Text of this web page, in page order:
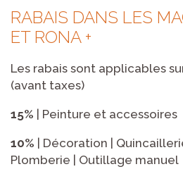
RABAIS DANS LES
ET RONA +
Les rabais sont applicables
(avant taxes)
15% | Peinture et accessoires
10% | Décoration |
Plomberie | Outillage manuel